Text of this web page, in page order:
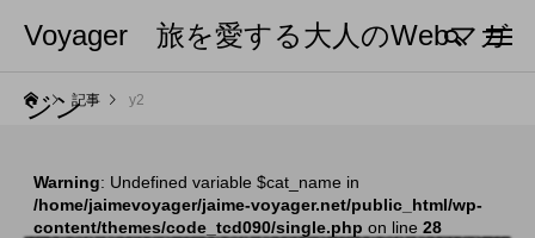
Voyager 旅を愛する大人のWebマガ
ジン記事 y2
Warning: Undefined variable $cat_name in
/home/jaimevoyager/jaime-voyager.net/public_html/wp-
content/themes/code_tcd090/single.php on line 28